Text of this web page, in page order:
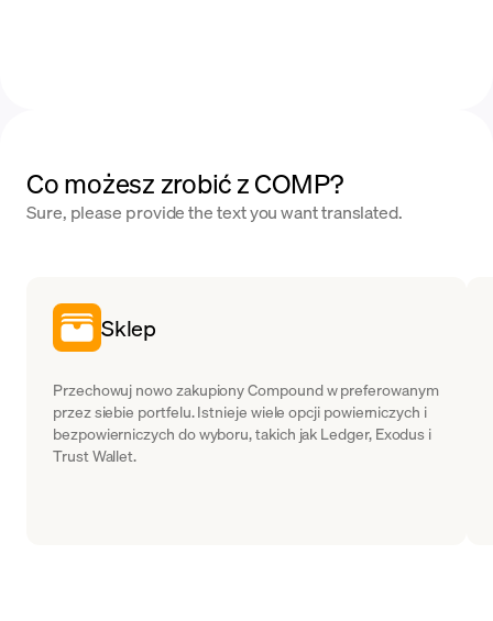
Co możesz zrobić z COMP?
Sure, please provide the text you want translated.
Sklep
Przechowuj nowo zakupiony Compound w preferowanym
przez siebie portfelu. Istnieje wiele opcji powierniczych i
bezpowierniczych do wyboru, takich jak Ledger, Exodus i
Trust Wallet.